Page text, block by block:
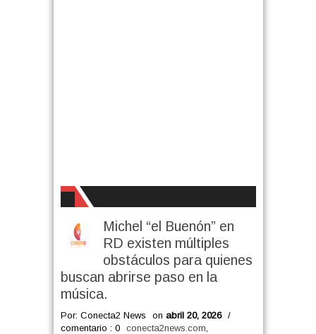
Michel “el Buenón” en
RD existen múltiples
obstáculos para quienes
buscan abrirse paso en la
música.
Por: Conecta2 News on abril 20, 2026
/
comentario : 0
conecta2news.com,